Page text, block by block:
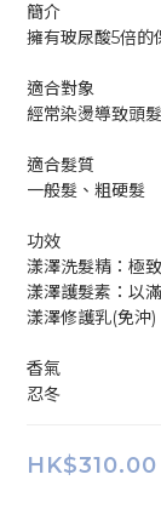
簡介
擁有玻尿酸5倍的
適合對象
經常染燙導致頭
適合髮質
一般髮、粗硬髮
功效
漾澤洗髮精：極
漾澤護髮素：以
漾澤修護乳(免沖
香氣
忍冬
HK$310.00